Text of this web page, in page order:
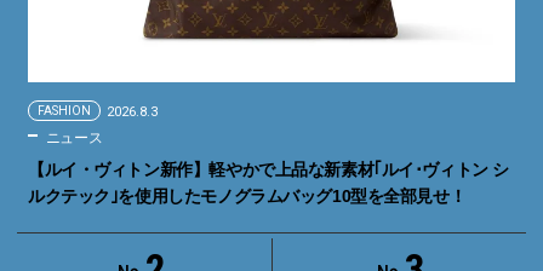
FASHION 2026.8.3
ニュース
【ルイ・ヴィトン新作】軽やかで上品な新素材｢ルイ･ヴィトン シ
ルクテック｣を使用したモノグラムバッグ10型を全部見せ！